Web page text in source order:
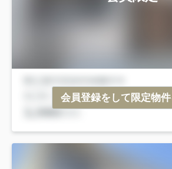
会員登録をして限定物